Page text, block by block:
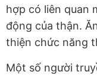
hợp có liên quan
động của thận.
thiện chức năng
Một số người